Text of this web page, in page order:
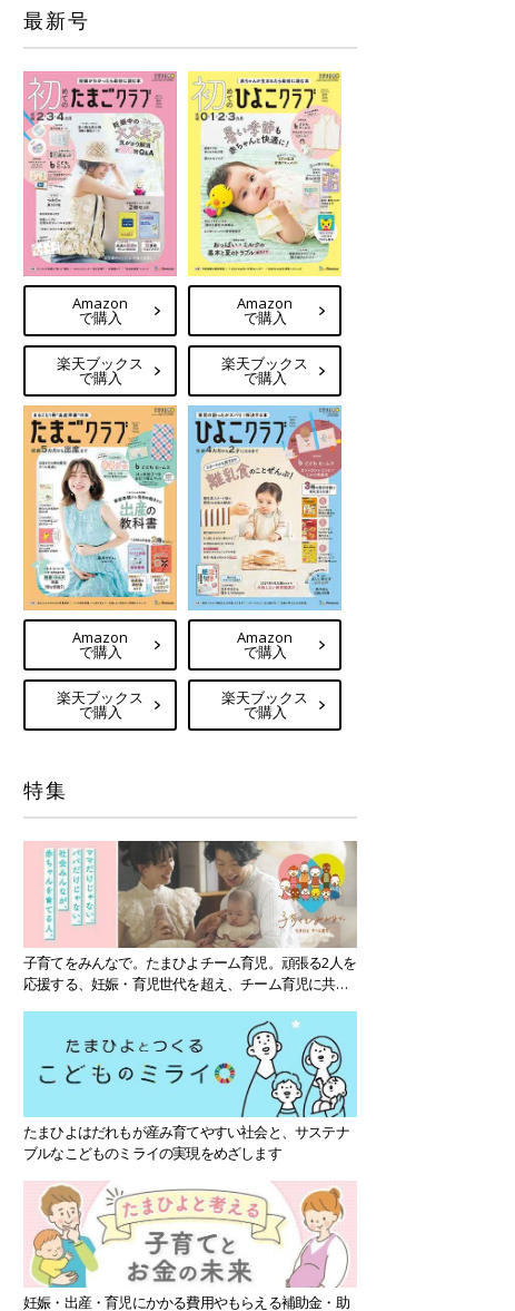
最新号
Amazon
で購入
楽天ブックス
で購入
Amazon
で購入
楽天ブックス
で購入
Amazon
で購入
楽天ブックス
で購入
Amazon
で購入
楽天ブックス
で購入
特集
子育てをみんなで。たまひよチーム育児。頑張る2人を
応援する、妊娠・育児世代を超え、チーム育児に共感
たまひよはだれもが産み育てやすい社会と、サステナ
ブルなこどものミライの実現をめざします
妊娠・出産・育児にかかる費用やもらえる補助金・助